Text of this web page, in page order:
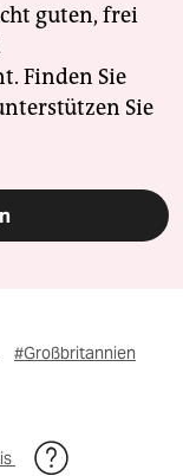
guten, frei
Finden Sie
Sie
#Großbritannien